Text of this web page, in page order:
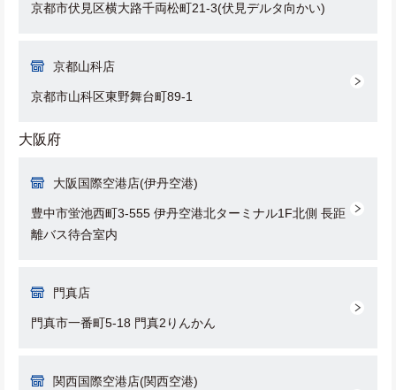
京都市伏見区横大路千両松町21-3(伏見デルタ向かい)
京都山科店
京都市山科区東野舞台町89-1
大阪府
大阪国際空港店(伊丹空港)
豊中市蛍池西町3-555 伊丹空港北ターミナル1F北側 長距
離バス待合室内
門真店
門真市一番町5-18 門真2りんかん
関西国際空港店(関西空港)